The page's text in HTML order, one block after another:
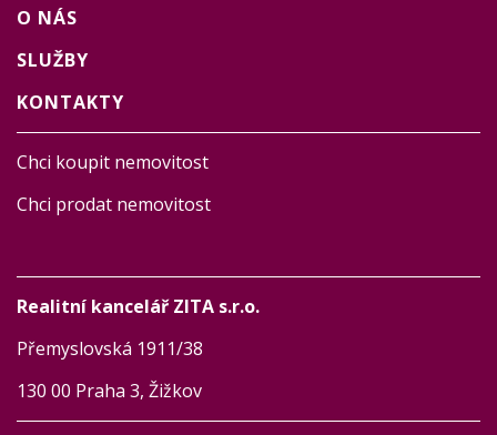
O NÁS
SLUŽBY
KONTAKTY
Chci koupit nemovitost
Chci prodat nemovitost
Realitní kancelář ZITA s.r.o.
Přemyslovská 1911/38
130 00 Praha 3, Žižkov